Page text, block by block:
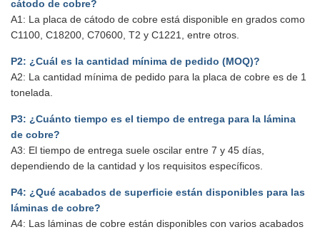
cátodo de cobre?
A1: La placa de cátodo de cobre está disponible en grados como
C1100, C18200, C70600, T2 y C1221, entre otros.
P2: ¿Cuál es la cantidad mínima de pedido (MOQ)?
A2: La cantidad mínima de pedido para la placa de cobre es de 1
tonelada.
P3: ¿Cuánto tiempo es el tiempo de entrega para la lámina
de cobre?
A3: El tiempo de entrega suele oscilar entre 7 y 45 días,
dependiendo de la cantidad y los requisitos específicos.
P4: ¿Qué acabados de superficie están disponibles para las
láminas de cobre?
A4: Las láminas de cobre están disponibles con varios acabados